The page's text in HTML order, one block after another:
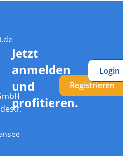
Jetzt
anmelden
und
profitieren.
Registrieren
Login